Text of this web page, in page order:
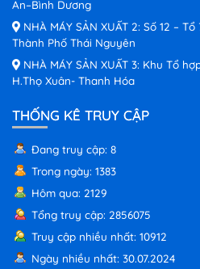
An–Bình Dương
NHÀ MÁY SẢN XUẤT 2: Số 12 –
Thành Phố Thái Nguyên
NHÀ MÁY SẢN XUẤT 3: Khu Tổ
H.Thọ Xuân- Thanh Hóa
THỐNG KÊ TRUY CẬP
Đang truy cập: 8
Trong ngày: 1383
Hôm qua: 2129
Tổng truy cập: 2856075
Truy cập nhiều nhất: 10912
Ngày nhiều nhất: 30.07.2024